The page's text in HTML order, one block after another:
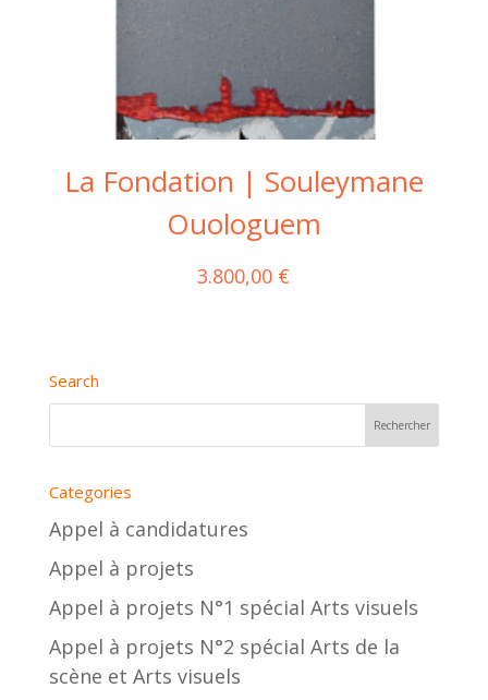
La Fondation | Souleymane
Ouologuem
3.800,00 €
Search
Categories
Appel à candidatures
Appel à projets
Appel à projets N°1 spécial Arts visuels
Appel à projets N°2 spécial Arts de la
scène et Arts visuels